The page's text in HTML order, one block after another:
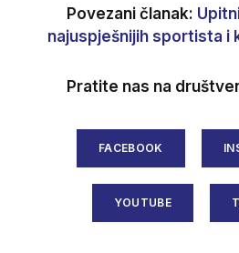
Povezani članak:
najuspješnijih sportista i
Pratite nas na
FACEBOOK
YOUTUBE